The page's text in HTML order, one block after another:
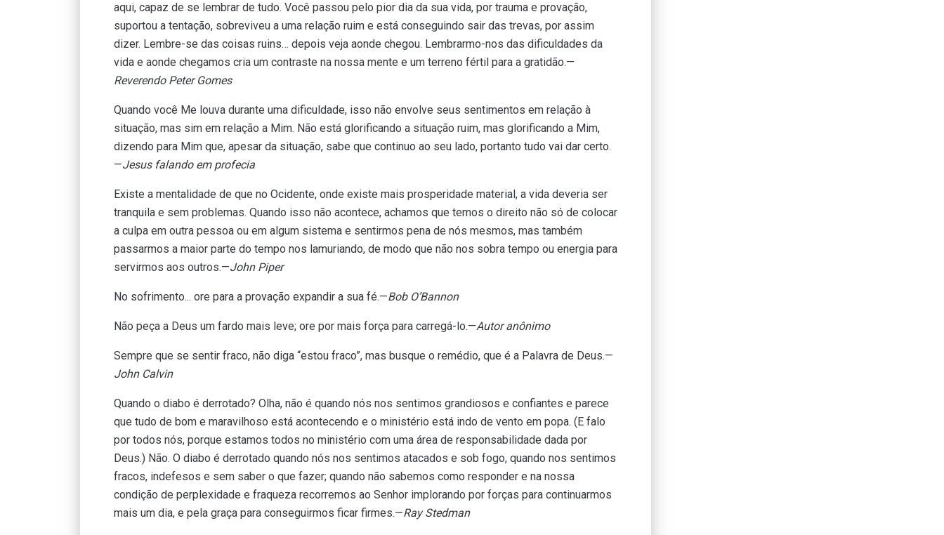
aqui, capaz de se lembrar de tudo. Você passou pelo pior dia da sua vida, por trauma e provação,
suportou a tentação, sobreviveu a uma relação ruim e está conseguindo sair das trevas, por assim
dizer. Lembre-se das coisas ruins… depois veja aonde chegou. Lembrarmo-nos das dificuldades da
vida e aonde chegamos cria um contraste na nossa mente e um terreno fértil para a gratidão.—
Reverendo Peter Gomes
Quando você Me louva durante uma dificuldade, isso não envolve seus sentimentos em relação à
situação, mas sim em relação a Mim. Não está glorificando a situação ruim, mas glorificando a Mim,
dizendo para Mim que, apesar da situação, sabe que continuo ao seu lado, portanto tudo vai dar certo.
—Jesus falando em profecia
Existe a mentalidade de que no Ocidente, onde existe mais prosperidade material, a vida deveria ser
tranquila e sem problemas. Quando isso não acontece, achamos que temos o direito não só de colocar
a culpa em outra pessoa ou em algum sistema e sentirmos pena de nós mesmos, mas também
passarmos a maior parte do tempo nos lamuriando, de modo que não nos sobra tempo ou energia para
servirmos aos outros.—John Piper
No sofrimento... ore para a provação expandir a sua fé.—Bob O’Bannon
Não peça a Deus um fardo mais leve; ore por mais força para carregá-lo.—Autor anônimo
Sempre que se sentir fraco, não diga “estou fraco”, mas busque o remédio, que é a Palavra de Deus.—
John Calvin
Quando o diabo é derrotado? Olha, não é quando nós nos sentimos grandiosos e confiantes e parece
que tudo de bom e maravilhoso está acontecendo e o ministério está indo de vento em popa. (E falo
por todos nós, porque estamos todos no ministério com uma área de responsabilidade dada por
Deus.) Não. O diabo é derrotado quando nós nos sentimos atacados e sob fogo, quando nos sentimos
fracos, indefesos e sem saber o que fazer; quando não sabemos como responder e na nossa
condição de perplexidade e fraqueza recorremos ao Senhor implorando por forças para continuarmos
mais um dia, e pela graça para conseguirmos ficar firmes.—Ray Stedman